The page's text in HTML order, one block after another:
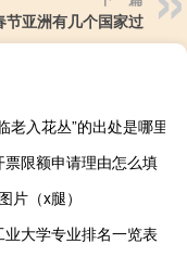
节亚洲有几个国家过
老入花丛”的出处是哪里
票限额申请理由怎么填
片（x腿）
业大学专业排名一览表